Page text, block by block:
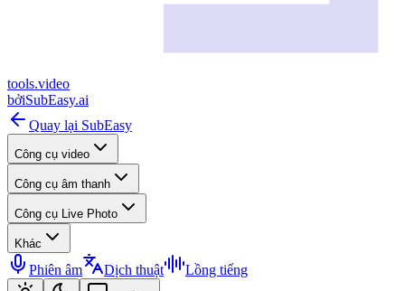
tools.video
bởiSubEasy.ai
Quay lại SubEasy
Công cụ video
Công cụ âm thanh
Công cụ Live Photo
Khác
Phiên âm Dịch thuật Lồng tiếng